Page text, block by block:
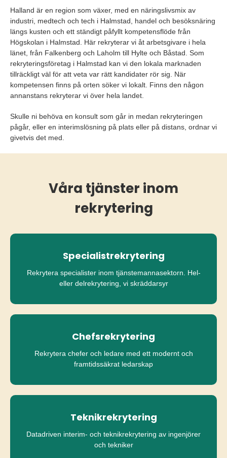
Halland är en region som växer, med en näringslivsmix av
industri, medtech och tech i Halmstad, handel och besöksnäring
längs kusten och ett ständigt påfyllt kompetensflöde från
Högskolan i Halmstad. Här rekryterar vi åt arbetsgivare i hela
länet, från Falkenberg och Laholm till Hylte och Båstad. Som
rekryteringsföretag i Halmstad kan vi den lokala marknaden
tillräckligt väl för att veta var rätt kandidater rör sig. När
kompetensen finns på orten söker vi lokalt. Finns den någon
annanstans rekryterar vi över hela landet.
Skulle ni behöva en konsult som går in medan rekryteringen
pågår, eller en interimslösning på plats eller på distans, ordnar vi
givetvis det med.
Våra tjänster inom
rekrytering
Specialistrekrytering
Rekrytera specialister inom tjänstemannasektorn. Hel-
eller delrekrytering, vi skräddarsyr
Chefsrekrytering
Rekrytera chefer och ledare med ett modernt och
framtidssäkrat ledarskap
Teknikrekrytering
Datadriven interim- och teknikrekrytering av ingenjörer
och tekniker